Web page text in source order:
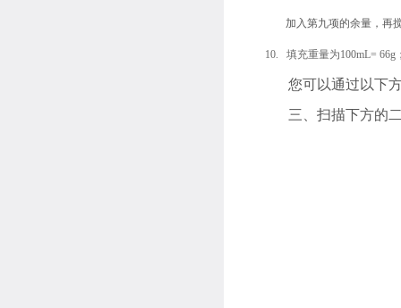
9. 加入第九项的余量，再
10. 填充重量为100mL= 66g
您可以通过以下
三、扫描下方的